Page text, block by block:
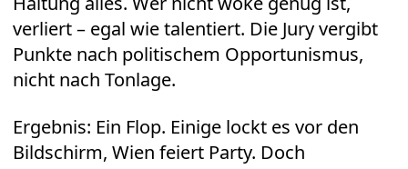
verliert – egal wie talentiert. Die Jury vergibt
Punkte nach politischem Opportunismus,
nicht nach Tonlage.
Ergebnis: Ein Flop. Einige lockt es vor den
Bildschirm, Wien feiert Party. Doch